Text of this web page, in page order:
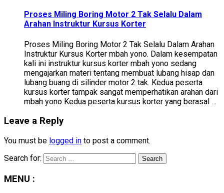
Proses Miling Boring Motor 2 Tak Selalu Dalam
Arahan Instruktur Kursus Korter
Proses Miling Boring Motor 2 Tak Selalu Dalam Arahan
Instruktur Kursus Korter mbah yono. Dalam kesempatan
kali ini instruktur kursus korter mbah yono sedang
mengajarkan materi tentang membuat lubang hisap dan
lubang buang di silinder motor 2 tak. Kedua peserta
kursus korter tampak sangat memperhatikan arahan dari
mbah yono Kedua peserta kursus korter yang berasal …
Leave a Reply
You must be logged in to post a comment.
Search for:
MENU :